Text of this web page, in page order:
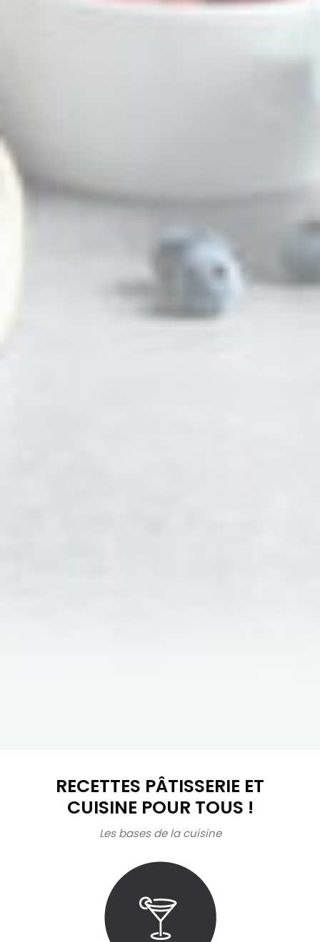
RECETTES PÂTISSERIE ET
CUISINE POUR TOUS !
Les bases de la cuisine